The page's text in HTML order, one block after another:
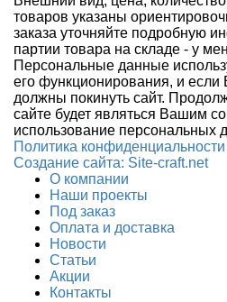
товаров указаны
заказа уточняйте подробную
партии товара на складе - у
Персональные данные
его функционирования, и если
должны покинуть сайт.
сайте будет являться Вашим
использование персональных
Политика конфиденциальности
Создание сайтa: Site-craft.net
О компании
Наши проекты
Под заказ
Оплата и доставка
Новости
Статьи
Акции
Контакты